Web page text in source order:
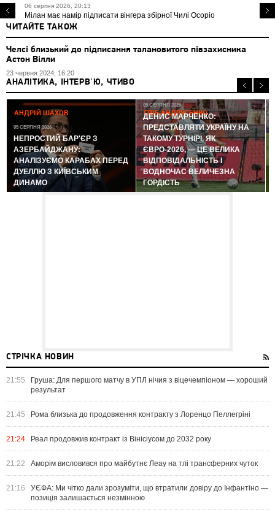
06 серпня 2026, 20:13
Мілан має намір підписати вінгера збірної Чилі Осоріо
ЧИТАЙТЕ ТАКОЖ
Челсі близький до підписання талановитого півзахисника
Астон Вілли
23 червня 2024, 16:20
АНАЛІТИКА, ІНТЕРВ'Ю, ЧТИВО
АНДРІЙ ШАХОВ
05 СЕРПНЯ 2026
НЕПРОСТИЙ БАР'ЄР З
АЗЕРБАЙДЖАНУ:
АНАЛІЗУЄМО КАРАБАХ ПЕРЕД
ДУЕЛЛЮ З КИЇВСЬКИМ
ДИНАМО
ГЛІБ АНДРУСЕНКО
05 СЕРПНЯ 2026
ДЕНИС МАРЧЕНКО:
ПРЕДСТАВЛЯТИ УКРАЇНУ НА
ТАКОМУ ТУРНІРІ, ЯК
ЄВРО-2026, — ЦЕ ВЕЛИКА
ВІДПОВІДАЛЬНІСТЬ І
ВОДНОЧАС ВЕЛИЧЕЗНА
ГОРДІСТЬ
СТРІЧКА НОВИН
21:55
Груша: Для першого матчу в УПЛ нічия з віцечемпіоном — хороший
результат
21:45 Рома близька до продовження контракту з Лоренцо Пеллегріні
21:24 Реал продовжив контракт із Вінісіусом до 2032 року
21:22 Аморім висловився про майбутнє Леау на тлі трансферних чуток
21:16
УЄФА: Ми чітко дали зрозуміти, що втратили довіру до Інфантіно —
позиція залишається незмінною